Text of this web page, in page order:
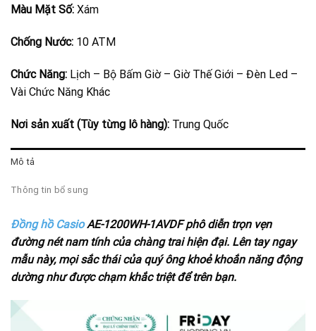
Màu Mặt Số: Xám
Chống Nước: 10 ATM
Chức Năng: Lịch – Bộ Bấm Giờ – Giờ Thế Giới – Đèn Led –
Vài Chức Năng Khác
Nơi sản xuất (Tùy từng lô hàng): Trung Quốc
Mô tả
Thông tin bổ sung
Đồng hồ CasioAE-1200WH-1AVDF phô diễn trọn vẹn
đường nét nam tính của chàng trai hiện đại. Lên tay ngay
mẫu này, mọi sắc thái của quý ông khoẻ khoắn năng động
dường như được chạm khắc triệt để trên bạn.